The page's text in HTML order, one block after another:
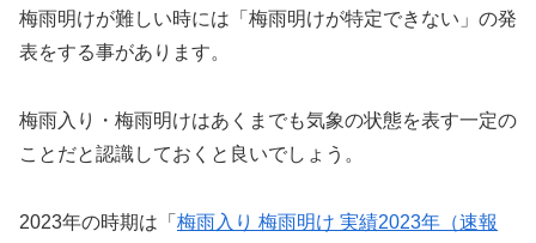
梅雨明けが難しい時には「梅雨明けが特定できない」の発
表をする事があります。
梅雨入り・梅雨明けはあくまでも気象の状態を表す一定の
ことだと認識しておくと良いでしょう。
2023年の時期は「 梅雨入り 梅雨明け 実績2023年（速報